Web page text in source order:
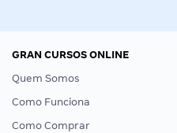
GRAN CURSOS ONLINE
Quem Somos
Como Funciona
Como Comprar